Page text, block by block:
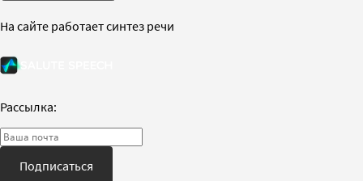
На сайте работает синтез речи
Рассылка:
Подписаться